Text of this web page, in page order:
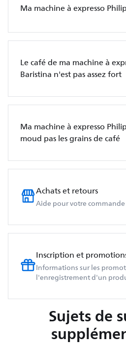
Ma machine à expresso
Le café de ma machine à
Baristina n'est pas assez fort
Ma machine à expresso
moud pas les grains de café
Achats et retours
Aide pour votre
Inscription et
Informations sur les
l'enregistrement d'un
Sujets de